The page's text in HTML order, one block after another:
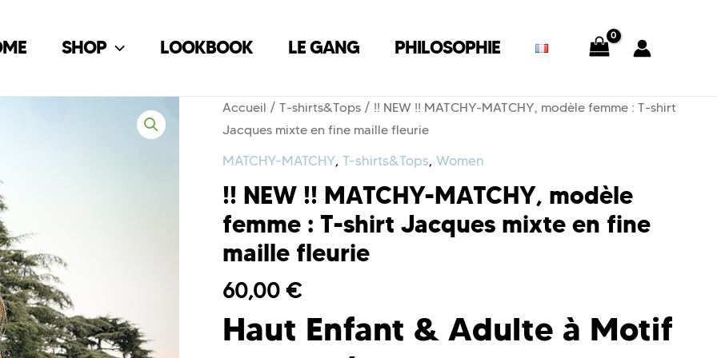
SHOP LOOKBOOK LE GANG PHILOSOPHIE
Accueil / T-shirts&Tops/ !! NEW !! MATCHY-MATCHY, modèle femme : T-shirt
Jacques mixte en fine maille fleurie
MATCHY-MATCHY, T-shirts&Tops, Women
!! NEW !! MATCHY-MATCHY, modèle
femme : T-shirt Jacques mixte en fine
maille fleurie
60,00 €
Haut Enfant & Adulte à Motif